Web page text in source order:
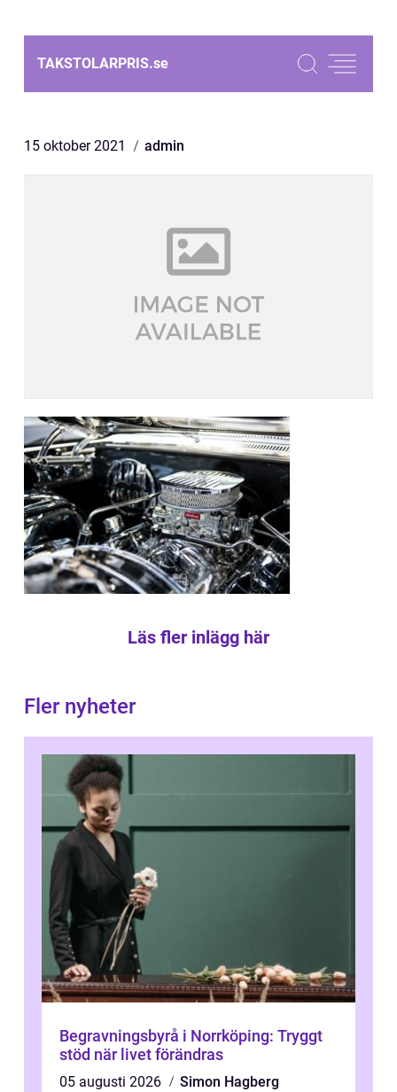
TAKSTOLARPRIS.se
15 oktober 2021 admin
Läs fler inlägg här
Fler nyheter
Begravningsbyrå i Norrköping: Tryggt
stöd när livet förändras
05 augusti 2026
Simon Hagberg